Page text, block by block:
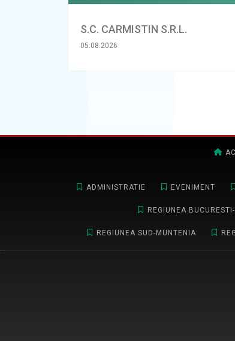
S.C. CARMISTIN S.R.L.
05.08.2026
ADMINISTRATIE EVENIMENT
REGIUNEA
REGIUNEA SUD-MUNTENIA